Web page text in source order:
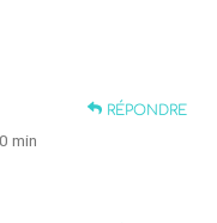
RÉPONDRE
min